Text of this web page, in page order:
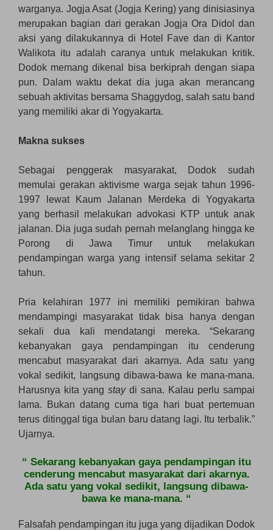
warganya. Jogja Asat (Jogja Kering) yang dinisiasinya
merupakan bagian dari gerakan Jogja Ora Didol dan
aksi yang dilakukannya di Hotel Fave dan di Kantor
Walikota itu adalah caranya untuk melakukan kritik.
Dodok memang dikenal bisa berkiprah dengan siapa
pun. Dalam waktu dekat dia juga akan merancang
sebuah aktivitas bersama Shaggydog, salah satu band
yang memiliki akar di Yogyakarta.
Makna sukses
Sebagai penggerak masyarakat, Dodok sudah
memulai gerakan aktivisme warga sejak tahun 1996-
1997 lewat Kaum Jalanan Merdeka di Yogyakarta
yang berhasil melakukan advokasi KTP untuk anak
jalanan. Dia juga sudah pernah melanglang hingga ke
Porong di Jawa Timur untuk melakukan
pendampingan warga yang intensif selama sekitar 2
tahun.
Pria kelahiran 1977 ini memiliki pemikiran bahwa
mendampingi masyarakat tidak bisa hanya dengan
sekali dua kali mendatangi mereka. “Sekarang
kebanyakan gaya pendampingan itu cenderung
mencabut masyarakat dari akarnya. Ada satu yang
vokal sedikit, langsung dibawa-bawa ke mana-mana.
Harusnya kita yang staydi sana. Kalau perlu sampai
lama. Bukan datang cuma tiga hari buat pertemuan
terus ditinggal tiga bulan baru datang lagi. Itu terbalik.”
Ujarnya.
“ Sekarang kebanyakan gaya pendampingan itu
cenderung mencabut masyarakat dari akarnya.
Ada satu yang vokal sedikit, langsung dibawa-
bawa ke mana-mana. “
Falsafah pendampingan itu juga yang dijadikan Dodok